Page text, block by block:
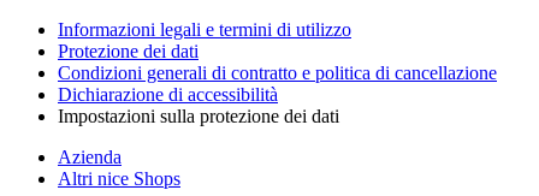
Informazioni legali e termini di utilizzo
Protezione dei dati
Condizioni generali di contratto e politica di cancellazione
Dichiarazione di accessibilità
Impostazioni sulla protezione dei dati
Azienda
Altri nice Shops